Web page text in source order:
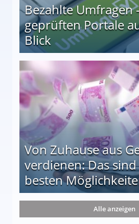
Bezahlte Umfragen
geprüften Portale
Blick
auf einen Blick
Von Zuhause aus
verdienen: Das
besten
die 15 besten Möglichkeiten
Alle anzeigen